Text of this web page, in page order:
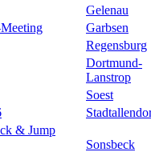
Gelenau
Garbsen
Regensburg
Dortmund-
Lanstrop
Soest
& Jump
Sonsbeck